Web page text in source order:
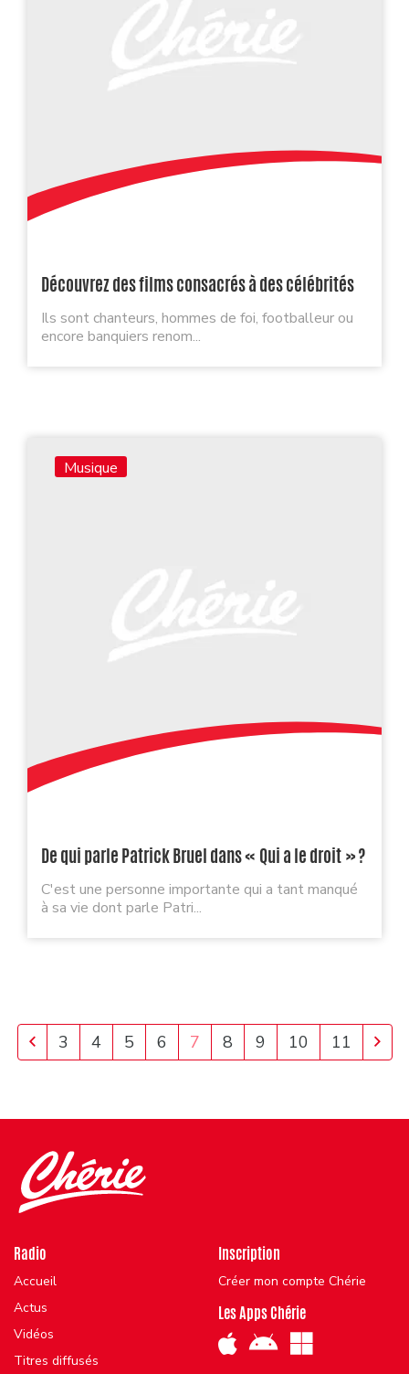
Découvrez des films consacrés à des célébrités
Ils sont chanteurs, hommes de foi, footballeur ou
encore banquiers renom...
Musique
De qui parle Patrick Bruel dans « Qui a le droit » ?
C'est une personne importante qui a tant manqué
à sa vie dont parle Patri...
Previous
3 4 5 6 7 8 9 10 11
Radio
Accueil
Actus
Vidéos
Titres diffusés
Inscription
Créer mon compte Chérie
Les Apps Chérie